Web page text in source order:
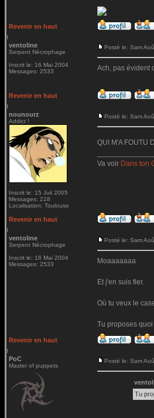
Revenir en haut
ventoline
Serpent Nécrophage
Inscrit le: 16 Mai 2004
Messages: 2533
Posté le: Sam
Ach, pas évident
Revenir en haut
nounourz
Addict !
Inscrit le: 15 Juil 2005
Messages: 218
Localisation: Toulouse
Posté le: Sam
QUI M'A FOUTU
Va voir Dans ton
Revenir en haut
ventoline
Serpent Nécrophage
Inscrit le: 16 Mai 2004
Messages: 2533
Posté le: Sam
Moaaaaaaa
Et j'en suis fier.
Où tu veux le
Tu proposes quoi
Revenir en haut
PoC
Master of puppets
Posté le: Sam
Tu